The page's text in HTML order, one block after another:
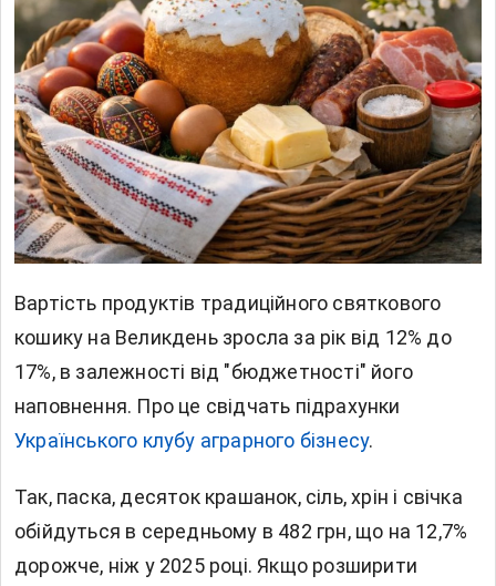
Вартість продуктів традиційного святкового
кошику на Великдень зросла за рік від 12% до
17%, в залежності від "бюджетності" його
наповнення. Про це свідчать підрахунки
Українського клубу аграрного бізнесу.
Так, паска, десяток крашанок, сіль, хрін і свічка
обійдуться в середньому в 482 грн, що на 12,7%
дорожче, ніж у 2025 році. Якщо розширити